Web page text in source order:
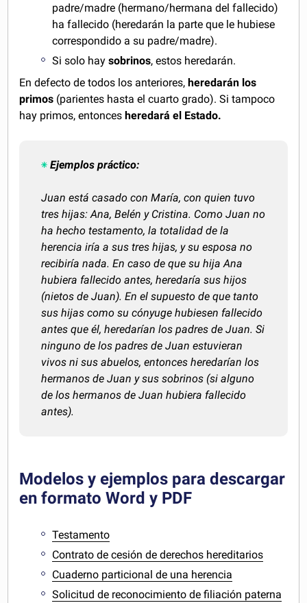
padre/madre (hermano/hermana del fallecido)
ha fallecido (heredarán la parte que le hubiese
correspondido a su padre/madre).
Si solo haysobrinos, estos heredarán.
En defecto de todos los anteriores,heredarán los
primos (parientes hasta el cuarto grado). Si tampoco
hay primos, entoncesheredará el Estado.
Ejemplos práctico:
Juan está casado con María, con quien tuvo
tres hijas: Ana, Belén y Cristina. Como Juan no
ha hecho testamento, la totalidad de la
herencia iría a sus tres hijas, y su esposa no
recibiría nada. En caso de que su hija Ana
hubiera fallecido antes, heredaría sus hijos
(nietos de Juan). En el supuesto de que tanto
sus hijas como su cónyuge hubiesen fallecido
antes que él, heredarían los padres de Juan. Si
ninguno de los padres de Juan estuvieran
vivos ni sus abuelos, entonces heredarían los
hermanos de Juan y sus sobrinos (si alguno
de los hermanos de Juan hubiera fallecido
antes).
Modelos y ejemplos para descargar
en formato Word y PDF
Testamento
Contrato de cesión de derechos hereditarios
Cuaderno particional de una herencia
Solicitud de reconocimiento de filiación paterna